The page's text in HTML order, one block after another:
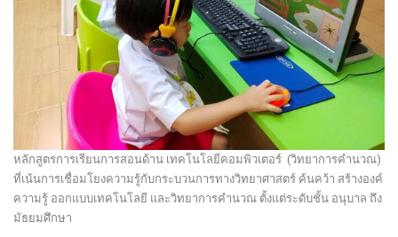
หลักสูตรการเรียนการสอนด้าน เทคโนโลยีคอมพิวเตอร์ (วิทยาการคำนวณ)
ที่เน้นการเชื่อมโยงความรู้กับกระบวนการทางวิทยาศาสตร์ ค้นคว้า สร้างองค์
ความรู้ ออกแบบเทคโนโลยี และวิทยาการคำนวณ ตั้งแต่ระดับชั้น อนุบาล ถึง
มัธยมศึกษา